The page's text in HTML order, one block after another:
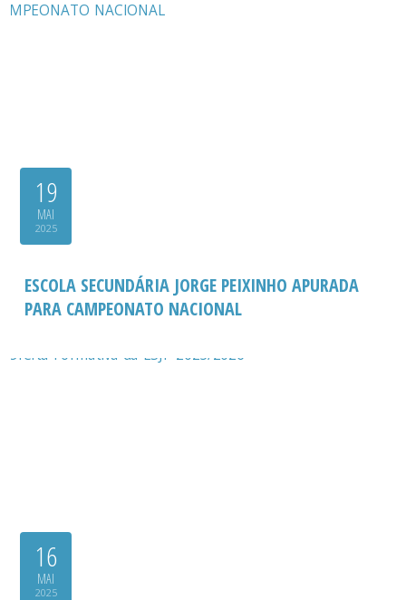
19
MAI
2025
ESCOLA SECUNDÁRIA JORGE PEIXINHO APURADA
PARA CAMPEONATO NACIONAL
16
MAI
2025